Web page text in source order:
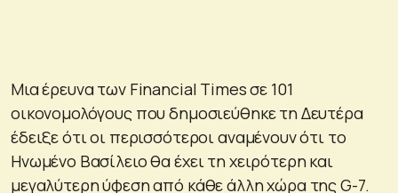
Μια έρευνα των Financial Times σε 101
οικονομολόγους που δημοσιεύθηκε τη Δευτέρα
έδειξε ότι οι περισσότεροι αναμένουν ότι το
Ηνωμένο Βασίλειο θα έχει τη χειρότερη και
μεγαλύτερη ύφεση από κάθε άλλη χώρα της G-7.